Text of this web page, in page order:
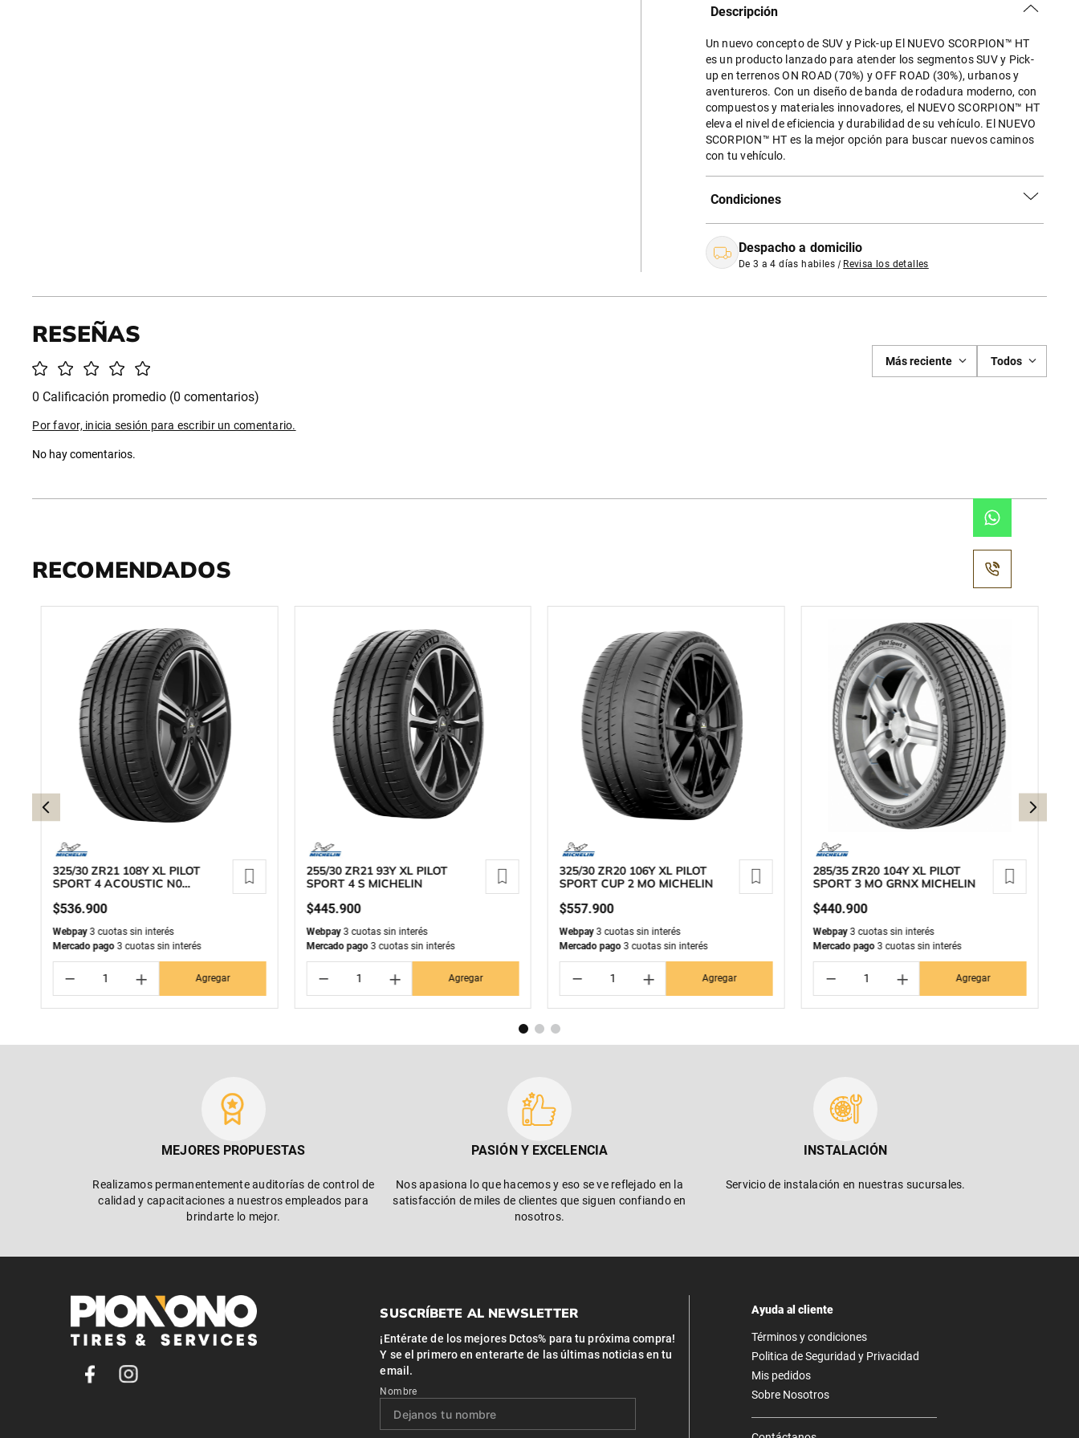
Descripción
Un nuevo concepto de SUV y Pick-up El NUEVO SCORPION™ HT
es un producto lanzado para atender los segmentos SUV y Pick-
up en terrenos ON ROAD (70%) y OFF ROAD (30%), urbanos y
aventureros. Con un diseño de banda de rodadura moderno, con
compuestos y materiales innovadores, el NUEVO SCORPION™ HT
eleva el nivel de eficiencia y durabilidad de su vehículo. El NUEVO
SCORPION™ HT es la mejor opción para buscar nuevos caminos
con tu vehículo.
Condiciones
Despacho a domicilio
De 3 a 4 días habiles | Revisa los detalles
0 Calificación promedio (0 comentarios)
Por favor, inicia sesión para escribir un comentario.
Más reciente Todos
No hay comentarios.
RECOMENDADOS
325/30 ZR21 108Y XL PILOT
SPORT 4 ACOUSTIC N0
$536.900
Webpay3 cuotas sin interés
Mercado pago3 cuotas sin interés
＋
－ Agregar
255/30 ZR21 93Y XL PILOT
SPORT 4 S MICHELIN
$445.900
Webpay3 cuotas sin interés
Mercado pago3 cuotas sin interés
＋
－ Agregar
325/30 ZR20 106Y XL PILOT
SPORT CUP 2 MO MICHELIN
$557.900
Webpay 3 cuotas sin interés
Mercado pago 3 cuotas sin interés
＋
－ Agregar
285/35 ZR20 104Y XL PILOT
SPORT 3 MO GRNX MICHELIN
$440.900
Webpay3 cuotas sin interés
Mercado pago3 cuotas sin interés
＋
－ Agregar
MEJORES PROPUESTAS
Realizamos permanentemente auditorías de control de
calidad y capacitaciones a nuestros empleados para
brindarte lo mejor.
PASIÓN Y EXCELENCIA
Nos apasiona lo que hacemos y eso se ve reflejado en la
satisfacción de miles de clientes que siguen confiando en
nosotros.
INSTALACIÓN
Servicio de instalación en nuestras sucursales.
SUSCRÍBETE AL NEWSLETTER
¡Entérate de los mejores Dctos% para tu próxima compra!
Y se el primero en enterarte de las últimas noticias en tu
email.
Nombre
Ayuda al cliente
Términos y condiciones
Politica de Seguridad y Privacidad
Mis pedidos
Sobre Nosotros